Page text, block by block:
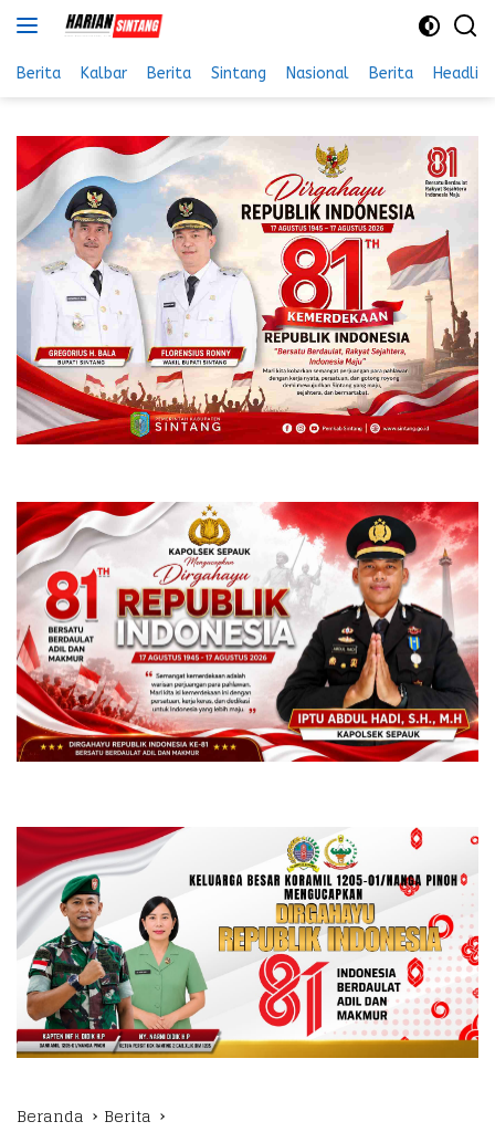
Langsung
ke
konten
Berita Kalbar Berita Sintang Nasional Berita Headline
Beranda Berita